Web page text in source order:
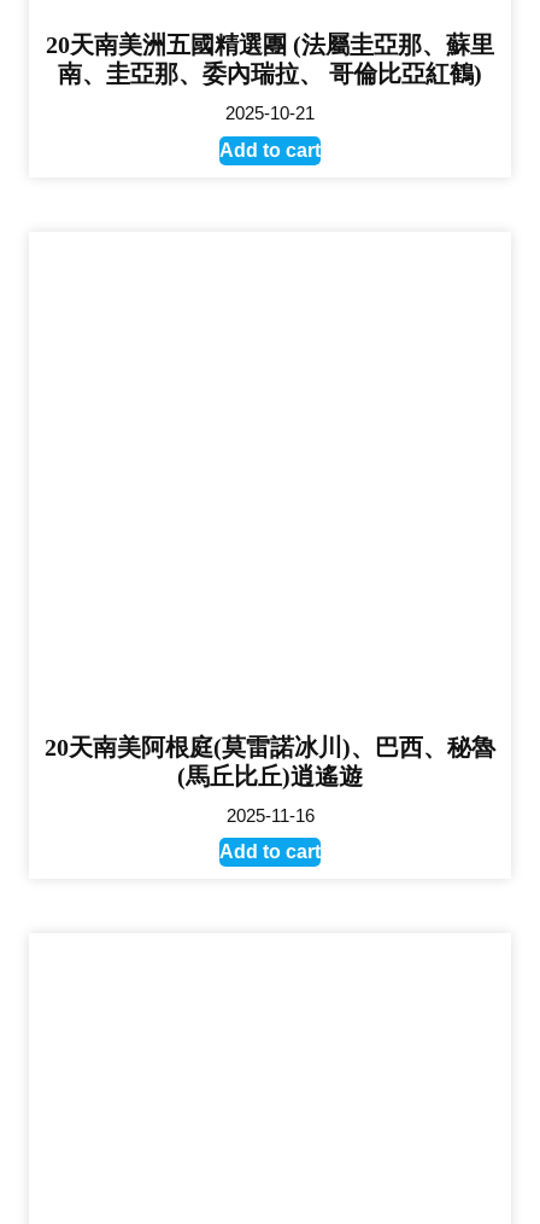
20天南美洲五國精選團 (法屬圭亞那、蘇里
南、圭亞那、委內瑞拉、 哥倫比亞紅鶴)
2025-10-21
Add to cart
20天南美阿根庭(莫雷諾冰川)、巴西、秘魯
(馬丘比丘)逍遙遊
2025-11-16
Add to cart